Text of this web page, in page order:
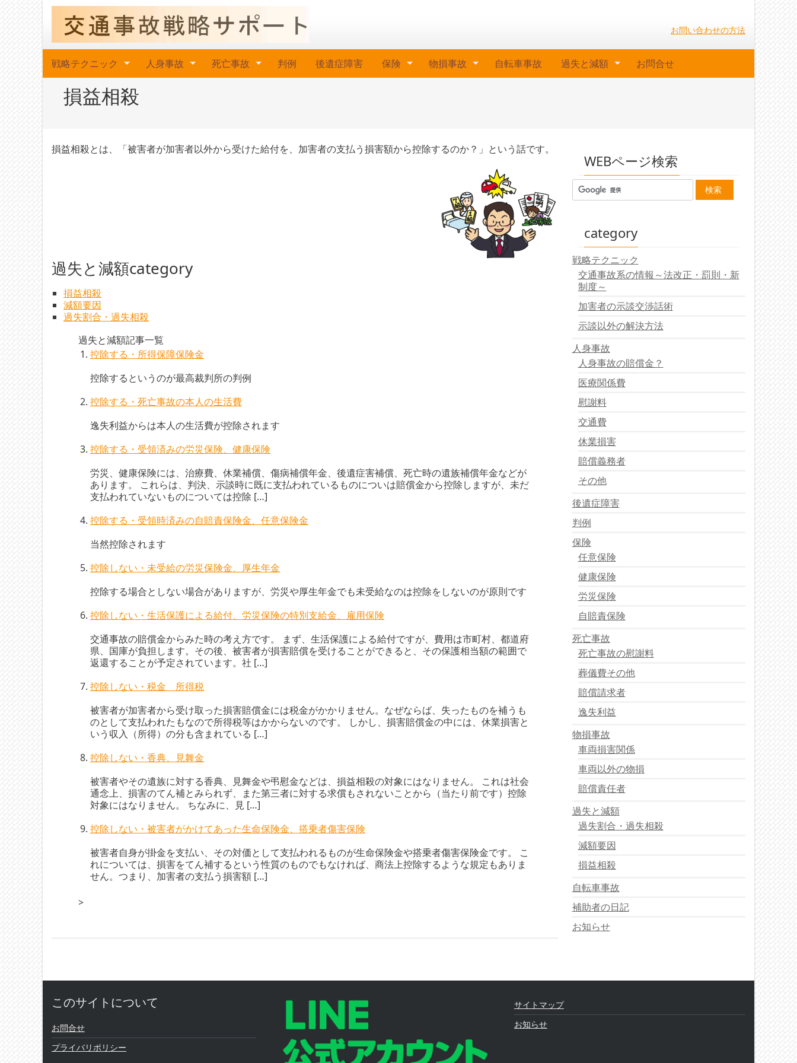
お問い合わせの方法
戦略テクニック 人身事故 死亡事故 判例 後遺症障害 保険 物損事故 自転車事故 過失と減額 お問合せ
損益相殺
損益相殺とは、「被害者が加害者以外から受けた給付を、加害者の支払う損害額から控除するのか？」という話です。
過失と減額category
損益相殺
減額要因
過失割合・過失相殺
過失と減額記事一覧
控除する・所得保障保険金
控除するというのが最高裁判所の判例
控除する・死亡事故の本人の生活費
逸失利益からは本人の生活費が控除されます
控除する・受領済みの労災保険、健康保険
労災、健康保険には、治療費、休業補償、傷病補償年金、後遺症害補償、死亡時の遺族補償年金などが
あります。 これらは、判決、示談時に既に支払われているものについは賠償金から控除しますが、未だ
支払われていないものについては控除 […]
控除する・受領時済みの自賠責保険金、任意保険金
当然控除されます
控除しない・未受給の労災保険金、厚生年金
控除する場合としない場合がありますが、労災や厚生年金でも未受給なのは控除をしないのが原則です
控除しない・生活保護による給付、労災保険の特別支給金、雇用保険
交通事故の賠償金からみた時の考え方です。 まず、生活保護による給付ですが、費用は市町村、都道府
県、国庫が負担します。その後、被害者が損害賠償を受けることができると、その保護相当額の範囲で
返還することが予定されています。社 […]
控除しない・税金 所得税
被害者が加害者から受け取った損害賠償金には税金がかかりません。なぜならば、失ったものを補うも
のとして支払われたもなので所得税等はかからないのです。 しかし、損害賠償金の中には、休業損害と
いう収入（所得）の分も含まれている […]
控除しない・香典、見舞金
被害者やその遺族に対する香典、見舞金や弔慰金などは、損益相殺の対象にはなりません。 これは社会
通念上、損害のてん補とみられず、また第三者に対する求償もされないことから（当たり前です）控除
対象にはなりません。 ちなみに、見 […]
控除しない・被害者がかけてあった生命保険金、搭乗者傷害保険
被害者自身が掛金を支払い、その対価として支払われるものが生命保険金や搭乗者傷害保険金です。 こ
れについては、損害をてん補するという性質のものでもなければ、商法上控除するような規定もありま
せん。つまり、加害者の支払う損害額 […]
>
WEBページ検索
category
戦略テクニック
交通事故系の情報～法改正・罰則・新
制度～
加害者の示談交渉話術
示談以外の解決方法
人身事故
人身事故の賠償金？
医療関係費
慰謝料
交通費
休業損害
賠償義務者
その他
後遺症障害
判例
保険
任意保険
健康保険
労災保険
自賠責保険
死亡事故
死亡事故の慰謝料
葬儀費その他
賠償請求者
逸失利益
物損事故
車両損害関係
車両以外の物損
賠償責任者
過失と減額
過失割合・過失相殺
減額要因
損益相殺
自転車事故
補助者の日記
お知らせ
このサイトについて
お問合せ
プライバリポリシー
サイトマップ
お知らせ